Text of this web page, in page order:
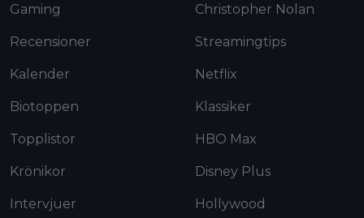
Gaming
Recensioner
Kalender
Biotoppen
Topplistor
Krönikor
Intervjuer
Christopher Nolan
Streamingtips
Netflix
Klassiker
HBO Max
Disney Plus
Hollywood